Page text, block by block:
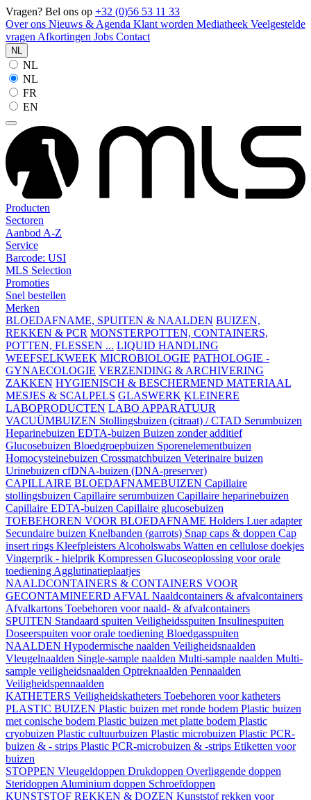
Vragen? Bel ons op +32 (0)56 53 11 33
Over ons Nieuws & Agenda Klant worden Mediatheek Veelgestelde
vragen Afkortingen Jobs Contact
NL
NL
NL
FR
EN
Producten
Sectoren
Aanbod A-Z
Service
Barcode: USI
MLS Selection
Promoties
Snel bestellen
Merken
BLOEDAFNAME, SPUITEN & NAALDEN BUIZEN,
REKKEN & PCR MONSTERPOTTEN, CONTAINERS,
POTTEN, FLESSEN ... LIQUID HANDLING
WEEFSELKWEEK MICROBIOLOGIE PATHOLOGIE -
GYNAECOLOGIE VERZENDING & ARCHIVERING
ZAKKEN HYGIENISCH & BESCHERMEND MATERIAAL
MESJES & SCALPELS GLASWERK KLEINERE
LABOPRODUCTEN LABO APPARATUUR
VACUÜMBUIZEN Stollingsbuizen (citraat) / CTAD Serumbuizen
Heparinebuizen EDTA-buizen Buizen zonder additief
Glucosebuizen Bloedgroepbuizen Sporenelementbuizen
Homocysteinebuizen Crossmatchbuizen Veterinaire buizen
Urinebuizen cfDNA-buizen (DNA-preserver)
CAPILLAIRE BLOEDAFNAMEBUIZEN Capillaire
stollingsbuizen Capillaire serumbuizen Capillaire heparinebuizen
Capillaire EDTA-buizen Capillaire glucosebuizen
TOEBEHOREN VOOR BLOEDAFNAME Holders Luer adapter
Secundaire buizen Knelbanden (garrots) Snap caps & doppen Cap
insert rings Kleefpleisters Alcoholswabs Watten en cellulose doekjes
Vingerprik - hielprik Kompressen Glucoseoplossing voor orale
toediening Agglutinatieplaatjes
NAALDCONTAINERS & CONTAINERS VOOR
GECONTAMINEERD AFVAL Naaldcontainers & afvalcontainers
Afvalkartons Toebehoren voor naald- & afvalcontainers
SPUITEN Standaard spuiten Veiligheidsspuiten Insulinespuiten
Doseerspuiten voor orale toediening Bloedgasspuiten
NAALDEN Hypodermische naalden Veiligheidsnaalden
Vleugelnaalden Single-sample naalden Multi-sample naalden Multi-
sample veiligheidsnaalden Optreknaalden Pennaalden
Veiligheidspennaalden
KATHETERS Veiligheidskatheters Toebehoren voor katheters
PLASTIC BUIZEN Plastic buizen met ronde bodem Plastic buizen
met conische bodem Plastic buizen met platte bodem Plastic
cryobuizen Plastic cultuurbuizen Plastic microbuizen Plastic PCR-
buizen & - strips Plastic PCR-microbuizen & -strips Etiketten voor
buizen
STOPPEN Vleugeldoppen Drukdoppen Overliggende doppen
Steridoppen Aluminium doppen Schroefdoppen
KUNSTSTOF REKKEN & DOZEN Kunststof rekken voor